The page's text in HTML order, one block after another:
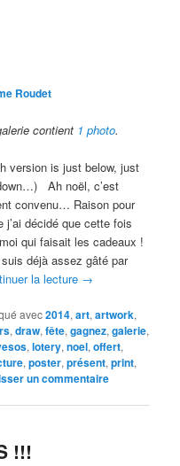
Roudet
contient 1 photo.
version is just below, just
Ah noël, c’est
convenu… Raison pour
j’ai décidé que cette fois
qui faisait les cadeaux !
déjà assez gâté par
la lecture →
avec2014,art,artwork,
,draw,fête,gagnez,galerie,
,lotery,noel,offert,
,poster,présent,print,
un commentaire
!!!